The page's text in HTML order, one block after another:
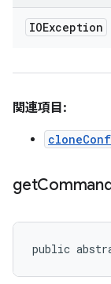
IOException
関連項目:
get
public